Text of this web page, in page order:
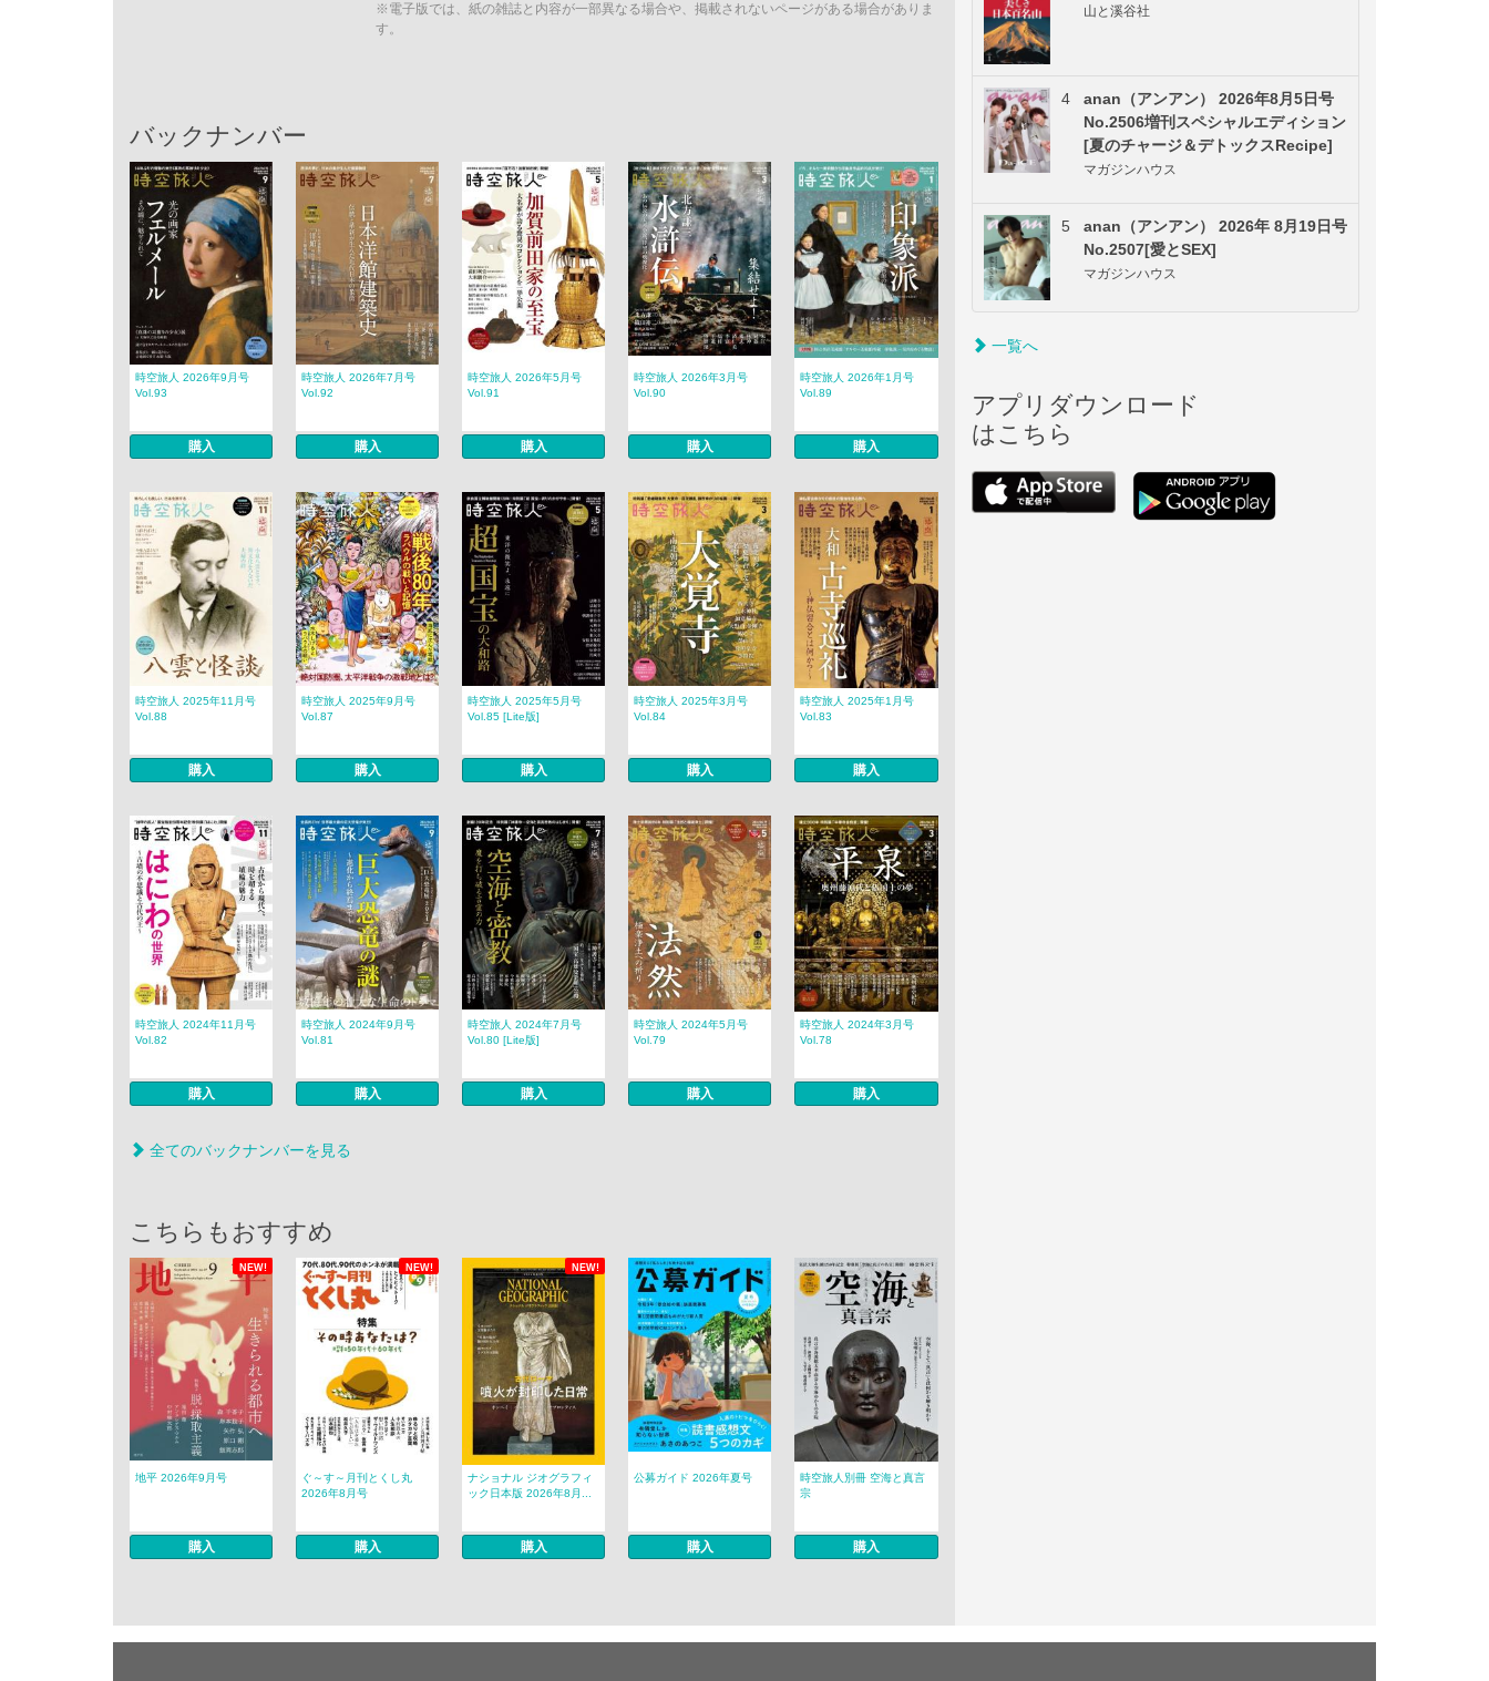
※電子版では、紙の雑誌と内容が一部異なる場合や、掲載されないページがある場合がありま
す。
バックナンバー
時空旅人 2026年9月号
Vol.93
購入
時空旅人 2026年7月号
Vol.92
購入
時空旅人 2026年5月号
Vol.91
購入
時空旅人 2026年3月号
Vol.90
購入
時空旅人 2026年1月号
Vol.89
購入
時空旅人 2025年11月号
Vol.88
購入
時空旅人 2025年9月号
Vol.87
購入
時空旅人 2025年5月号
Vol.85 [Lite版]
購入
時空旅人 2025年3月号
Vol.84
購入
時空旅人 2025年1月号
Vol.83
購入
時空旅人 2024年11月号
Vol.82
購入
時空旅人 2024年9月号
Vol.81
購入
時空旅人 2024年7月号
Vol.80 [Lite版]
購入
時空旅人 2024年5月号
Vol.79
購入
時空旅人 2024年3月号
Vol.78
購入
全てのバックナンバーを見る
こちらもおすすめ
NEW! NEW! NEW!
地平 2026年9月号
購入
ぐ～す～月刊とくし丸
2026年8月号
購入
ナショナル ジオグラフィ
ック日本版 2026年8月...
購入
公募ガイド 2026年夏号
購入
時空旅人別冊 空海と真言
宗
購入
山と溪谷社
4
anan（アンアン） 2026年8月5日号
No.2506増刊スペシャルエディション
[夏のチャージ＆デトックスRecipe]
マガジンハウス
5
anan（アンアン） 2026年 8月19日号
No.2507[愛とSEX]
マガジンハウス
一覧へ
アプリダウンロード
はこちら